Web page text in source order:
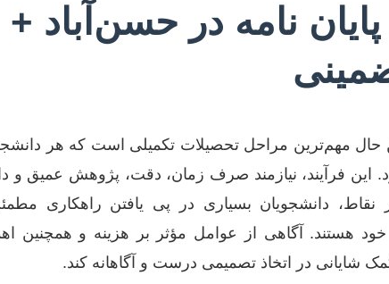
نامه در حسن‌آباد +
حال مهم‌ترین مراحل تحصیلات تکمیلی است که هر
این فرآیند، نیازمند صرف زمان، دقت، پژوهش عمیق و
دانشجویان بسیاری در پی یافتن راهکاری
هستند. آگاهی از عوامل مؤثر بر هزینه و همچنین
شایانی در اتخاذ تصمیمی درست و آگاهانه کند.